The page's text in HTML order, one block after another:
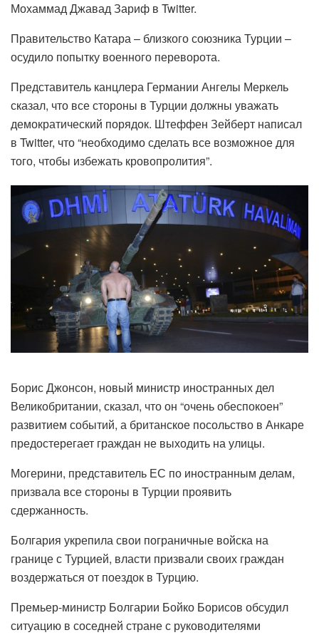
Мохаммад Джавад Зариф в Twitter.
Правительство Катара – близкого союзника Турции –
осудило попытку военного переворота.
Представитель канцлера Германии Ангелы Меркель
сказал, что все стороны в Турции должны уважать
демократический порядок. Штеффен Зейберт написал
в Twitter, что “необходимо сделать все возможное для
того, чтобы избежать кровопролития”.
Борис Джонсон, новый министр иностранных дел
Великобритании, сказал, что он “очень обеспокоен”
развитием событий, а британское посольство в Анкаре
предостерегает граждан не выходить на улицы.
Могерини, представитель ЕС по иностранным делам,
призвала все стороны в Турции проявить
сдержанность.
Болгария укрепила свои пограничные войска на
границе с Турцией, власти призвали своих граждан
воздержаться от поездок в Турцию.
Премьер-министр Болгарии Бойко Борисов обсудил
ситуацию в соседней стране с руководителями